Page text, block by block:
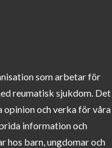
som arbetar för
reumatisk sjukdom. Det
opinion och verka för våra
information och
hos barn, ungdomar och